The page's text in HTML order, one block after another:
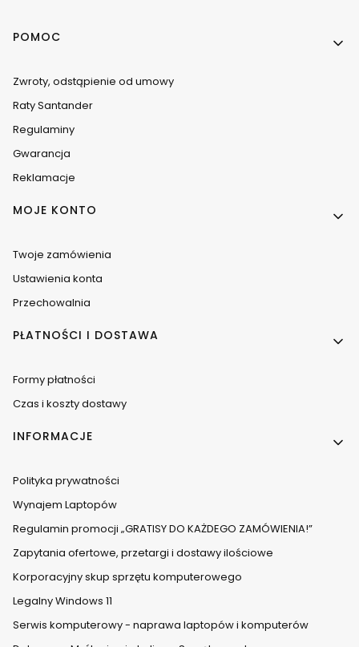
Linki w stopce
POMOC
Zwroty, odstąpienie od umowy
Raty Santander
Regulaminy
Gwarancja
Reklamacje
MOJE KONTO
Twoje zamówienia
Ustawienia konta
Przechowalnia
PŁATNOŚCI I DOSTAWA
Formy płatności
Czas i koszty dostawy
INFORMACJE
Polityka prywatności
Wynajem Laptopów
Regulamin promocji „GRATISY DO KAŻDEGO ZAMÓWIENIA!”
Zapytania ofertowe, przetargi i dostawy ilościowe
Korporacyjny skup sprzętu komputerowego
Legalny Windows 11
Serwis komputerowy - naprawa laptopów i komputerów